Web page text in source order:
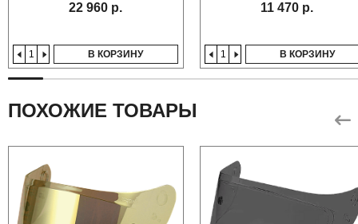
22 960 р.
В КОРЗИНУ
11 470 р.
В КОРЗИНУ
ПОХОЖИЕ ТОВАРЫ